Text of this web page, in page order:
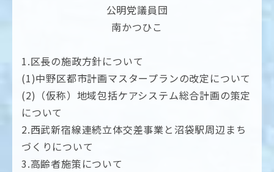
公明党議員団
南かつひこ
1.区長の施政方針について
(1)中野区都市計画マスタープランの改定について
(2)（仮称）地域包括ケアシステム総合計画の策定
について
2.西武新宿線連続立体交差事業と沼袋駅周辺まち
づくりについて
3.高齢者施策について